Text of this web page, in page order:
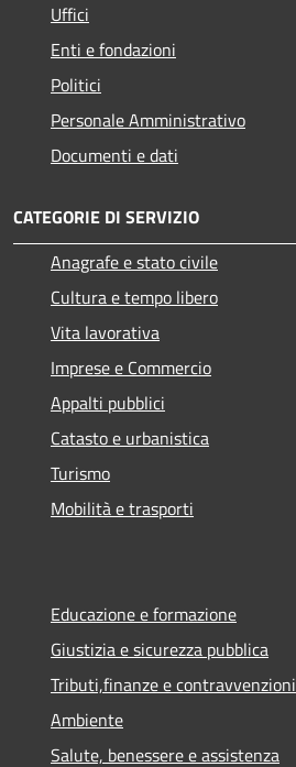
Uffici
Enti e fondazioni
Politici
Personale Amministrativo
Documenti e dati
CATEGORIE DI SERVIZIO
Anagrafe e stato civile
Cultura e tempo libero
Vita lavorativa
Imprese e Commercio
Appalti pubblici
Catasto e urbanistica
Turismo
Mobilità e trasporti
Educazione e formazione
Giustizia e sicurezza pubblica
Tributi,finanze e contravvenzioni
Ambiente
Salute, benessere e assistenza